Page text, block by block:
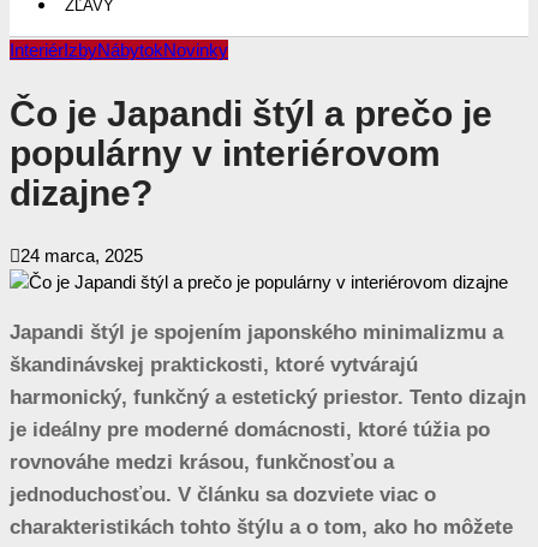
ZĽAVY
InteriérIzbyNábytokNovinky
Čo je Japandi štýl a prečo je
populárny v interiérovom
dizajne?
24 marca, 2025
Japandi štýl je spojením japonského minimalizmu a
škandinávskej praktickosti, ktoré vytvárajú
harmonický, funkčný a estetický priestor. Tento dizajn
je ideálny pre moderné domácnosti, ktoré túžia po
rovnováhe medzi krásou, funkčnosťou a
jednoduchosťou. V článku sa dozviete viac o
charakteristikách tohto štýlu a o tom, ako ho môžete